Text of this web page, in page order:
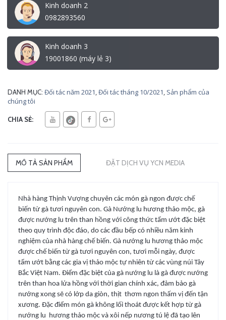
Kinh doanh 2
0982893560
Kinh doanh 3
19001860 (máy lẻ 3)
DANH MỤC: Đối tác năm 2021,Đối tác tháng 10/2021, Sản phẩm của
chúng tôi
CHIA SẺ:
MÔ TẢ SẢN PHẨM ĐẶT DỊCH VỤ YCN MEDIA
Nhà hàng Thịnh Vượng chuyên các món gà ngon được chế
biến từ gà tươi nguyên con. Gà Nướng lu hương thảo mộc, gà
được nướng lu trên than hồng với công thức tẩm ướt đặc biệt
theo quy trình độc đáo, do các đầu bếp có nhiều năm kinh
nghiệm của nhà hàng chế biến. Gà nướng lu hương thảo mộc
được chế biến từ gà tươi nguyên con, tươi mỗi ngày, được
tẩm ướt bằng các gia vị thảo mộc tự nhiên từ các vùng núi Tây
Bắc Việt Nam. Điểm đặc biệt của gà nướng lu là gà được nướng
trên than hoa lửa hồng với thời gian chính xác, đảm bảo gà
nướng xong sẽ có lớp da giòn, thịt thơm ngon thấm vị đến tận
xương. Đặc điểm món gà không lối thoát được kết hợp từ gà
nướng lu hương thảo mộc và xôi nếp nương tú lệ đã tạo lên